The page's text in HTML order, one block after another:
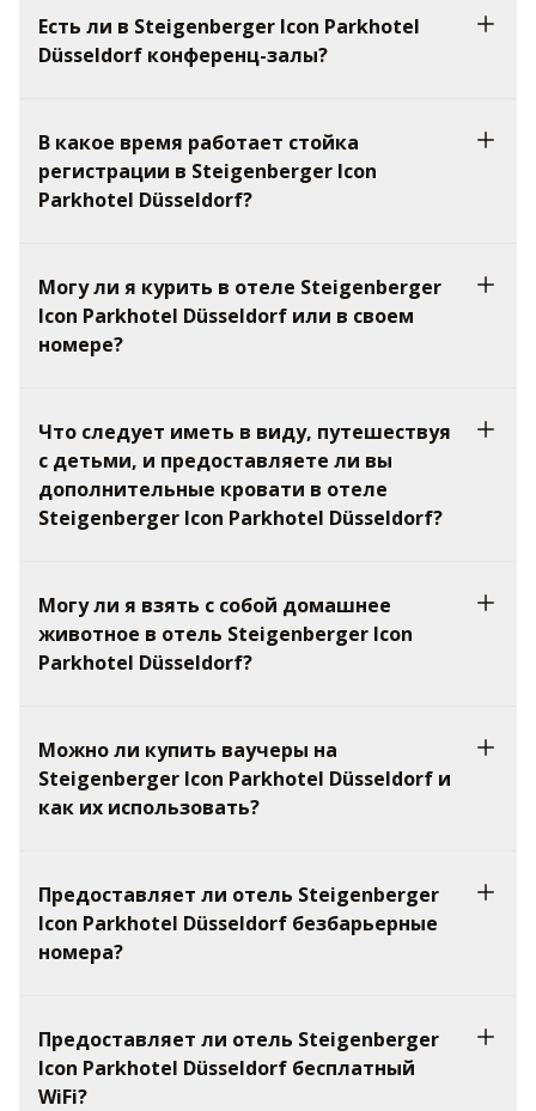
Есть ли в Steigenberger Icon Parkhotel
Düsseldorf конференц-залы?
В какое время работает стойка
регистрации в Steigenberger Icon
Parkhotel Düsseldorf?
Могу ли я курить в отеле Steigenberger
Icon Parkhotel Düsseldorf или в своем
номере?
Что следует иметь в виду, путешествуя
с детьми, и предоставляете ли вы
дополнительные кровати в отеле
Steigenberger Icon Parkhotel Düsseldorf?
Могу ли я взять с собой домашнее
животное в отель Steigenberger Icon
Parkhotel Düsseldorf?
Можно ли купить ваучеры на
Steigenberger Icon Parkhotel Düsseldorf и
как их использовать?
Предоставляет ли отель Steigenberger
Icon Parkhotel Düsseldorf безбарьерные
номера?
Предоставляет ли отель Steigenberger
Icon Parkhotel Düsseldorf бесплатный
WiFi?